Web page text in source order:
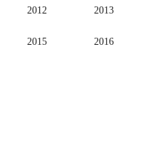
2012 2013
2015 2016